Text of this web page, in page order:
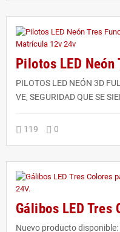
PILOTOS LED NEÓN 3D
VE, SEGURIDAD QUE SE
119 0
Nuevo producto